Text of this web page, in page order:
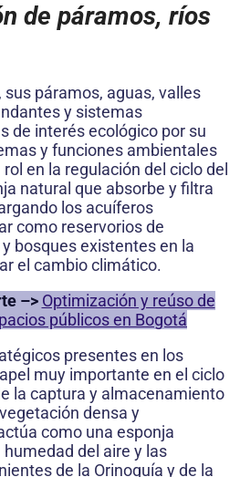
de páramos, ríos
sus páramos, aguas, valles
y sistemas
de interés ecológico por su
y funciones ambientales
en la regulación del ciclo del
natural que absorbe y filtra
los acuíferos
como reservorios de
bosques existentes en la
el cambio climático.
–> Optimización y reúso de
públicos en Bogotá
presentes en los
muy importante en el ciclo
la captura y almacenamiento
densa y
como una esponja
del aire y las
de la Orinoquía y de la